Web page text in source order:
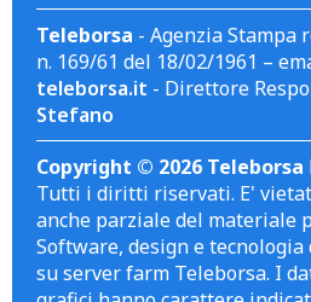
Teleborsa - Agenzia Stampa
n. 169/61 del 18/02/1961 –
teleborsa.it - Direttore
Stefano
Copyright © 2026 Teleborsa
Tutti i diritti riservati. E'
anche parziale del materiale
Software, design e
su server farm Teleborsa. I